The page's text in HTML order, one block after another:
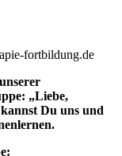
fortbildung.de
„Liebe,
Du uns und